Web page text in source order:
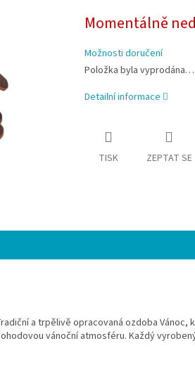
cena:
Momentálně
Možnosti doručení
Položka byla vyprodána…
Detailní informace
TISK ZEPTAT SE
a trpělivě opracovaná ozdoba Vánoc,
vánoční atmosféru. Každý